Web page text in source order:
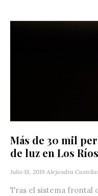
Más de 30 mil
de luz en Los
Julio 18, 2019 Alejandra
Tras el sistema frontal